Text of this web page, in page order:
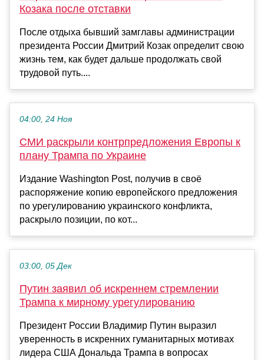
Козака после отставки
После отдыха бывший замглавы администрации
президента России Дмитрий Козак определит свою
жизнь тем, как будет дальше продолжать свой
трудовой путь....
04:00, 24 Ноя
СМИ раскрыли контрпредложения Европы к
плану Трампа по Украине
Издание Washington Post, получив в своё
распоряжение копию европейского предложения
по урегулированию украинского конфликта,
раскрыло позиции, по кот...
03:00, 05 Дек
Путин заявил об искреннем стремлении
Трампа к мирному урегулированию
Президент России Владимир Путин выразил
уверенность в искренних гуманитарных мотивах
лидера США Дональда Трампа в вопросах